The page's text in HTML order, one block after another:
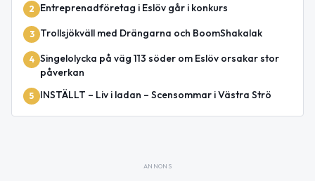
2 Entreprenadföretag i Eslöv går i konkurs
3 Trollsjökväll med Drängarna och BoomShakalak
4 Singelolycka på väg 113 söder om Eslöv orsakar stor
påverkan
5 INSTÄLLT – Liv i ladan – Scensommar i Västra Strö
ANNONS